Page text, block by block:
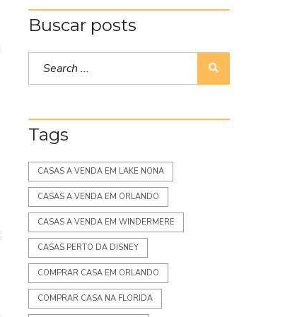
Buscar posts
Tags
CASAS A VENDA EM LAKE NONA
CASAS A VENDA EM ORLANDO
CASAS A VENDA EM WINDERMERE
CASAS PERTO DA DISNEY
COMPRAR CASA EM ORLANDO
COMPRAR CASA NA FLORIDA